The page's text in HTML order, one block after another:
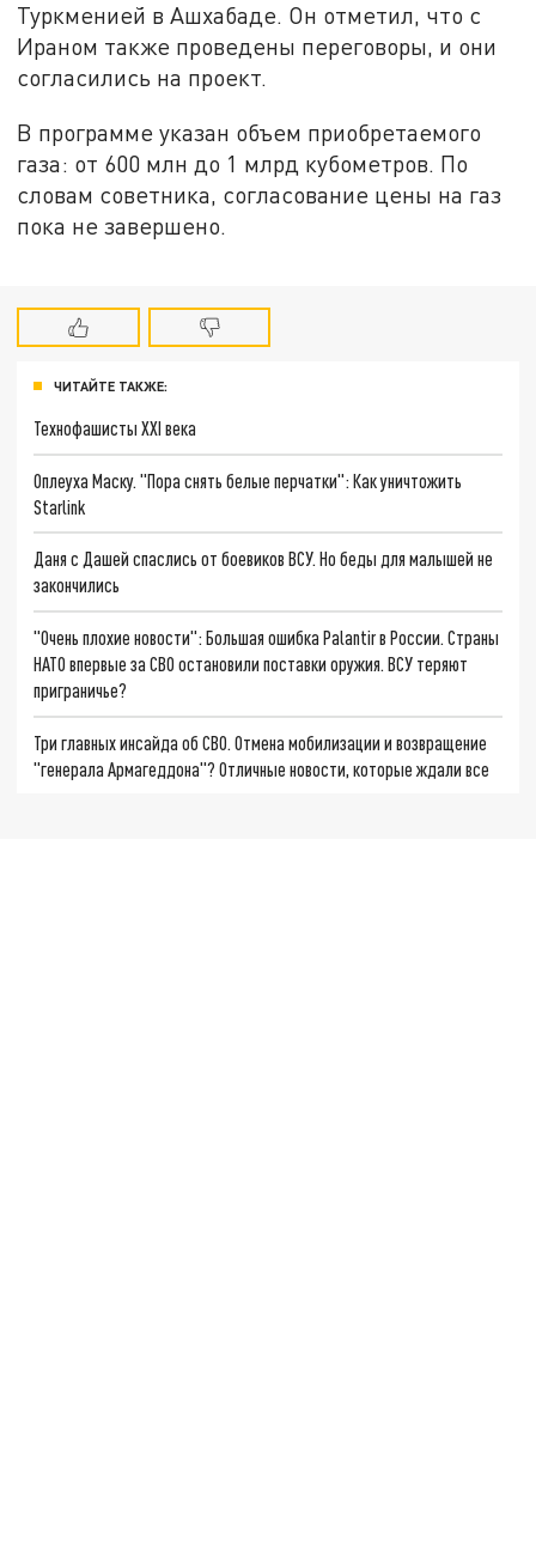
Туркменией в Ашхабаде. Он отметил, что с
Ираном также проведены переговоры, и они
согласились на проект.
В программе указан объем приобретаемого
газа: от 600 млн до 1 млрд кубометров. По
словам советника, согласование цены на газ
пока не завершено.
ЧИТАЙТЕ ТАКЖЕ:
Технофашисты XXI века
Оплеуха Маску. "Пора снять белые перчатки": Как уничтожить
Starlink
Даня с Дашей спаслись от боевиков ВСУ. Но беды для малышей не
закончились
"Очень плохие новости": Большая ошибка Palantir в России. Страны
НАТО впервые за СВО остановили поставки оружия. ВСУ теряют
приграничье?
Три главных инсайда об СВО. Отмена мобилизации и возвращение
"генерала Армагеддона"? Отличные новости, которые ждали все